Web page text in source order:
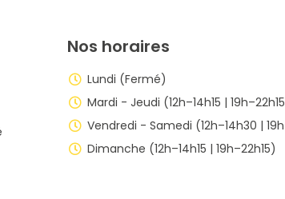
Nos horaires
Lundi (Fermé)
Mardi - Jeudi (12h–14h15 |
Vendredi - Samedi (12h–14h30 |
Dimanche (12h–14h15 | 19h–22h15)